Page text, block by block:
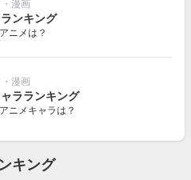
漫画
ンキング
ニメは？
漫画
ラランキング
ニメキャラは？
キング